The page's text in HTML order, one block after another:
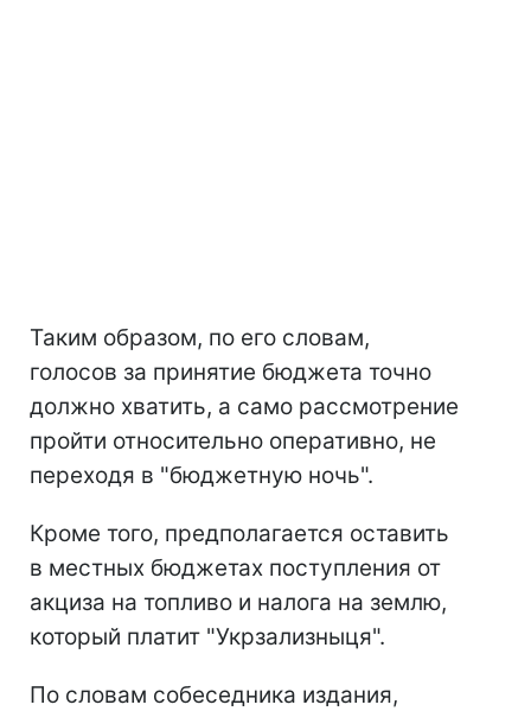
Таким образом, по его словам,
голосов за принятие бюджета точно
должно хватить, а само рассмотрение
пройти относительно оперативно, не
переходя в "бюджетную ночь".
Кроме того, предполагается оставить
в местных бюджетах поступления от
акциза на топливо и налога на землю,
который платит "Укрзализныця".
По словам собеседника издания,